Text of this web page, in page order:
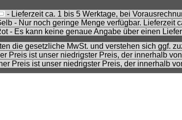
- Lieferzeit ca. 1 bis 5 Werktage, bei
- Nur noch geringe Menge verfügbar. Lieferzeit
- Es kann keine genaue Angabe über einen
die gesetzliche MwSt. und verstehen sich ggf.
Preis ist unser niedrigster Preis, der innerhalb
Preis ist unser niedrigster Preis, der innerhalb